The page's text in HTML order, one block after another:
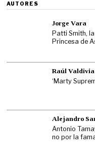
AUTORES
Jorge Vara
Patti Smith,
Princesa de
Raúl Valdivia
‘Marty
Alejandro
Antonio
no por la